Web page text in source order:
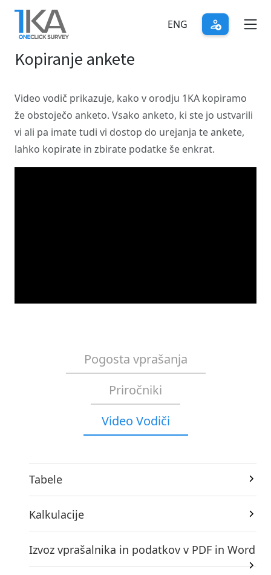
Skip
main
content
ENG
Kopiranje ankete
Video vodič prikazuje, kako v orodju 1KA kopiramo
že obstoječo anketo. Vsako anketo, ki ste jo ustvarili
vi ali pa imate tudi vi dostop do urejanja te ankete,
lahko kopirate in zbirate podatke še enkrat.
Pogosta vprašanja
Priročniki
Video Vodiči
Tabele
Kalkulacije
Izvoz vprašalnika in podatkov v PDF in Word